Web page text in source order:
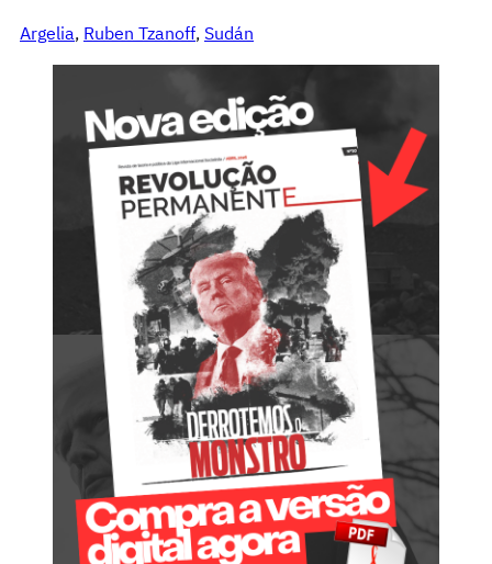
Argelia, Ruben Tzanoff, Sudán